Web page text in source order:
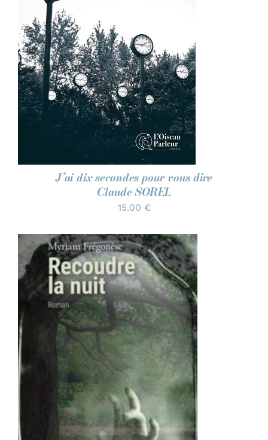
AJOUTER AU PANIER
DÉTAILS
J’ai dix secondes pour vous dire
Claude SOREL
15.00 €
AJOUTER AU PANIER
DÉTAILS